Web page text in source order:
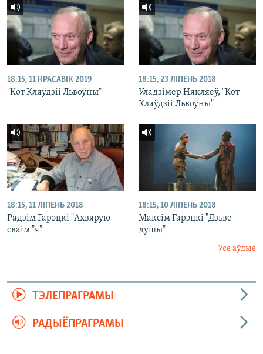
18:15, 11 КРАСАВІК 2019
"Кот Кляўдзіі Львоўны"
18:15, 23 ЛІПЕНЬ 2018
Уладзімер Някляеў, "Кот
Клаўдзіі Львоўны"
18:15, 11 ЛІПЕНЬ 2018
Радзім Гарэцкі "Ахвярую
сваім "я"
18:15, 10 ЛІПЕНЬ 2018
Максім Гарэцкі "Дзьве
душы"
Усе аўдыё
ТЭЛЕПРАГРАМЫ
РАДЫЁПРАГРАМЫ